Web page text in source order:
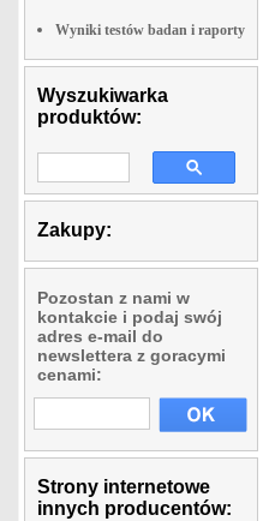
Wyniki testów badan i raporty
Wyszukiwarka
produktów:
Zakupy:
Pozostan z nami w
kontakcie i podaj swój
adres e-mail do
newslettera z goracymi
cenami:
Strony internetowe
innych producentów: